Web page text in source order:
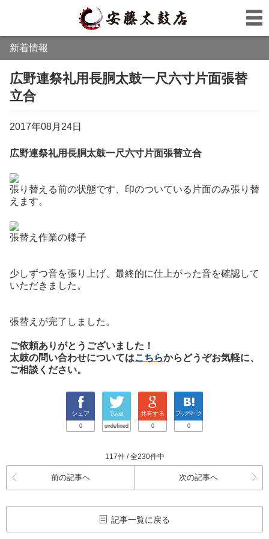
新着情報
広野連祭礼用長胴太鼓一尺六寸片面張替
立合
2017年08月24日
広野連祭礼用長胴太鼓一尺六寸片面張替立合
張り替える前の状態です、印のついている片面のみ張り替
えます。
張替え作業の様子
少しずつ音を張り上げ、最終的に仕上がった音を確認して
いただきました。
張替えが完了しました。
ご依頼ありがとうございました！
太鼓の問い合わせについてはこちらからどうぞお気軽に、
ご相談ください。
シェア
0
Tweet
undefined
共有する
0
ブックマーク
0
117件 / 全230件中
前の記事へ 次の記事へ
記事一覧に戻る